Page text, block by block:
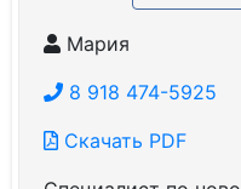
Мария
8 918 474-5925
Скачать PDF